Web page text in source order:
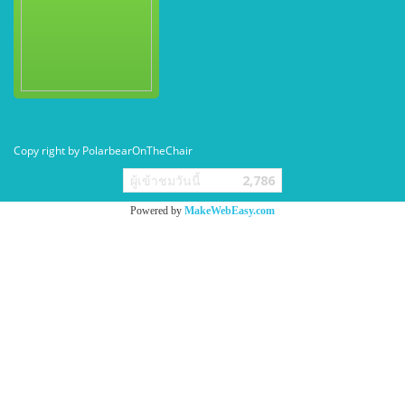
Copy right by PolarbearOnTheChair
ผู้เข้าชมวันนี้ 2,786
Powered by MakeWebEasy.com